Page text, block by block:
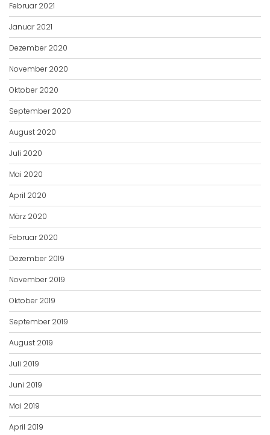
Februar 2021
Januar 2021
Dezember 2020
November 2020
Oktober 2020
September 2020
August 2020
Juli 2020
Mai 2020
April 2020
März 2020
Februar 2020
Dezember 2019
November 2019
Oktober 2019
September 2019
August 2019
Juli 2019
Juni 2019
Mai 2019
April 2019